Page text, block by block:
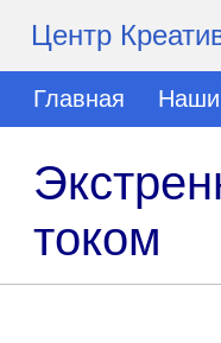
Центр
Главная Наши
током